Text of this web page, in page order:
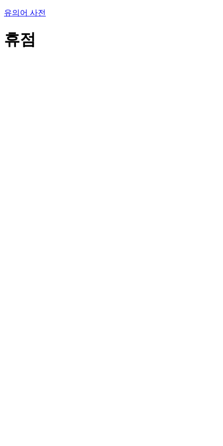
유의어 사전
휴점